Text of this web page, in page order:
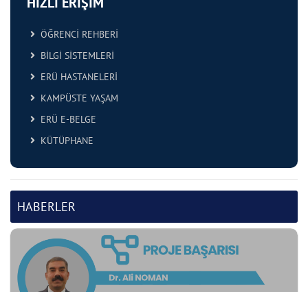
ÖĞRENCİ REHBERİ
BİLGİ SİSTEMLERİ
ERÜ HASTANELERİ
KAMPÜSTE YAŞAM
ERÜ E-BELGE
KÜTÜPHANE
HABERLER